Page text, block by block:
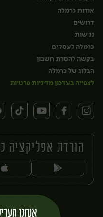
אנחנו
אודות כרמלה
דרושים
נגישות
כרמלה לעסקים
בקשה להסרת חשבון
הבלוג של כרמלה
לצפייה בעדכון מדיניות פרטיות
הורדת אפליקציה